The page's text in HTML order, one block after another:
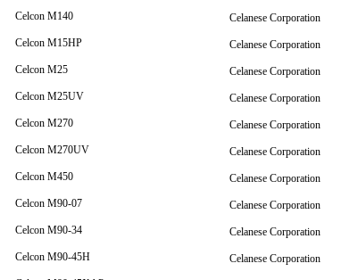
Celcon M140
Celanese Corporation
Celcon M15HP
Celanese Corporation
Celcon M25
Celanese Corporation
Celcon M25UV
Celanese Corporation
Celcon M270
Celanese Corporation
Celcon M270UV
Celanese Corporation
Celcon M450
Celanese Corporation
Celcon M90-07
Celanese Corporation
Celcon M90-34
Celanese Corporation
Celcon M90-45H
Celanese Corporation